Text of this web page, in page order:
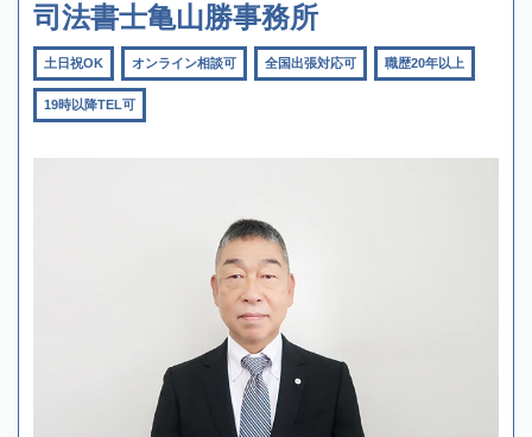
司法書士亀山勝事務所
土日祝OK オンライン相談可 全国出張対応可 職歴20年以上
19時以降TEL可